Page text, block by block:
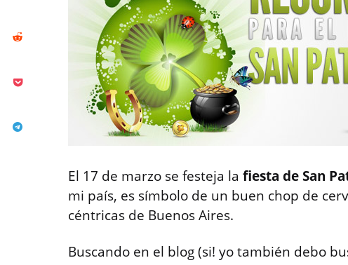
El 17 de marzo se festeja la fiesta de San
mi país, es símbolo de un buen chop de
céntricas de Buenos Aires.
Buscando en el blog (si! yo también debo